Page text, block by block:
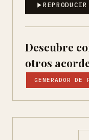
Descubre
otros
GENERADOR DE